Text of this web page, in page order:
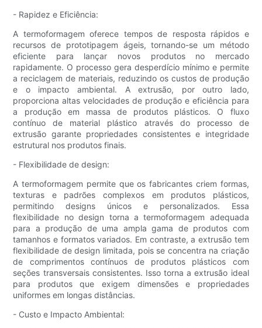
- Rapidez e Eficiência:
A termoformagem oferece tempos de resposta rápidos e
recursos de prototipagem ágeis, tornando-se um método
eficiente para lançar novos produtos no mercado
rapidamente. O processo gera desperdício mínimo e permite
a reciclagem de materiais, reduzindo os custos de produção
e o impacto ambiental. A extrusão, por outro lado,
proporciona altas velocidades de produção e eficiência para
a produção em massa de produtos plásticos. O fluxo
contínuo de material plástico através do processo de
extrusão garante propriedades consistentes e integridade
estrutural nos produtos finais.
- Flexibilidade de design:
A termoformagem permite que os fabricantes criem formas,
texturas e padrões complexos em produtos plásticos,
permitindo designs únicos e personalizados. Essa
flexibilidade no design torna a termoformagem adequada
para a produção de uma ampla gama de produtos com
tamanhos e formatos variados. Em contraste, a extrusão tem
flexibilidade de design limitada, pois se concentra na criação
de comprimentos contínuos de produtos plásticos com
seções transversais consistentes. Isso torna a extrusão ideal
para produtos que exigem dimensões e propriedades
uniformes em longas distâncias.
- Custo e Impacto Ambiental: